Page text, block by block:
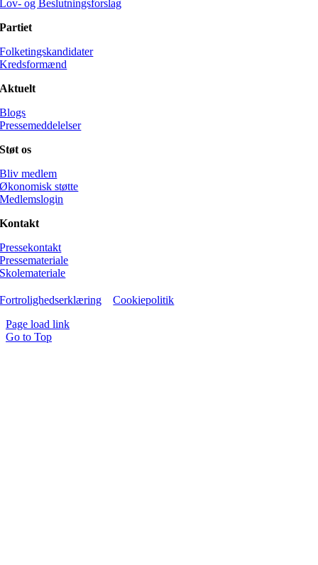
Lov- og Beslutningsforslag
Partiet
Folketingskandidater
Kredsformænd
Aktuelt
Blogs
Pressemeddelelser
Støt os
Bliv medlem
Økonomisk støtte
Medlemslogin
Kontakt
Pressekontakt
Pressemateriale
Skolemateriale
Fortrolighedserklæring
Cookiepolitik
Page load link
Go to Top